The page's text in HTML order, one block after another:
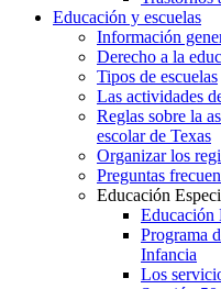
Educación y escuelas
Información
Derecho a la
Tipos de escuelas
Las actividades
Reglas sobre la
escolar de Texas
Organizar los
Preguntas
Educación
Educación
Programa
Infancia
Los